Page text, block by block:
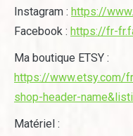
Instagram : https://
Facebook : https://fr-
Ma boutique ETSY :
https://www.etsy.com/
shop-header-
Matériel :